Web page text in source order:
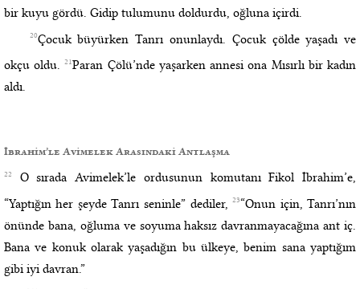
bir kuyu gördü. Gidip tulumunu doldurdu, oğluna içirdi.
20Çocuk büyürken Tanrı onunlaydı. Çocuk çölde yaşadı ve
okçu oldu.21Paran Çölü’nde yaşarken annesi ona Mısırlı bir kadın
aldı.
İbrahim’le Avimelek Arasındaki Antlaşma
22
O sırada Avimelek’le ordusunun komutanı Fikol İbrahim’e,
“Yaptığın her şeyde Tanrı seninle” dediler,23“Onun için, Tanrı’nın
önünde bana, oğluma ve soyuma haksız davranmayacağına ant iç.
Bana ve konuk olarak yaşadığın bu ülkeye, benim sana yaptığım
gibi iyi davran.”